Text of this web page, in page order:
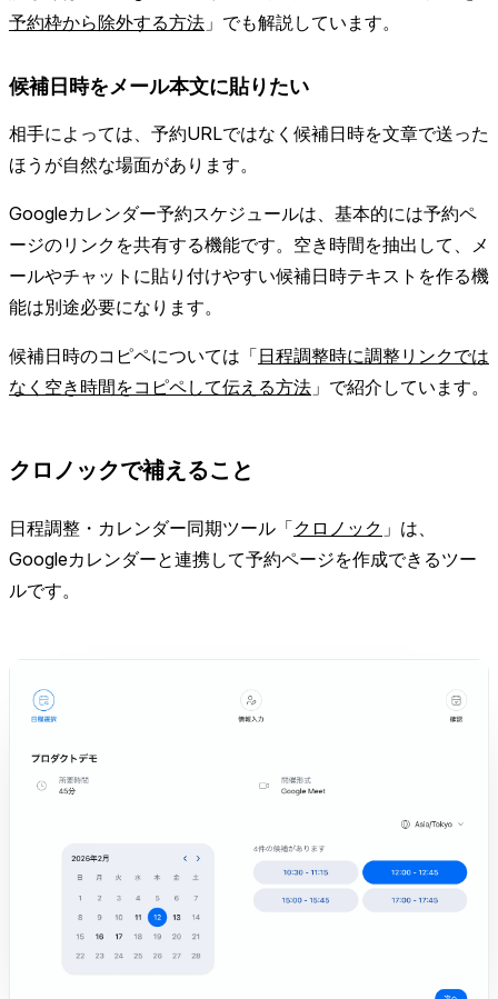
予約枠から除外する方法 」でも解説しています。
候補日時をメール本文に貼りたい
相手によっては、予約URLではなく候補日時を文章で送った
ほうが自然な場面があります。
Googleカレンダー予約スケジュールは、基本的には予約ペ
ージのリンクを共有する機能です。空き時間を抽出して、メ
ールやチャットに貼り付けやすい候補日時テキストを作る機
能は別途必要になります。
候補日時のコピペについては「日程調整時に調整リンクでは
なく空き時間をコピペして伝える方法 」で紹介しています。
クロノックで補えること
日程調整・カレンダー同期ツール「クロノック 」は、
Googleカレンダーと連携して予約ページを作成できるツー
ルです。